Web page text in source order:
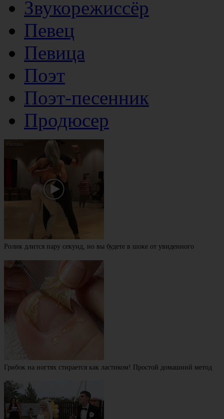
Звукорежиссёр
Певец
Певица
Поэт
Поэт-песенник
Продюсер
Ролик длится пару секунд, но вы будете в шоке от увиденного
Грибок на ногтях стирается как ластиком! Простой домашний метод